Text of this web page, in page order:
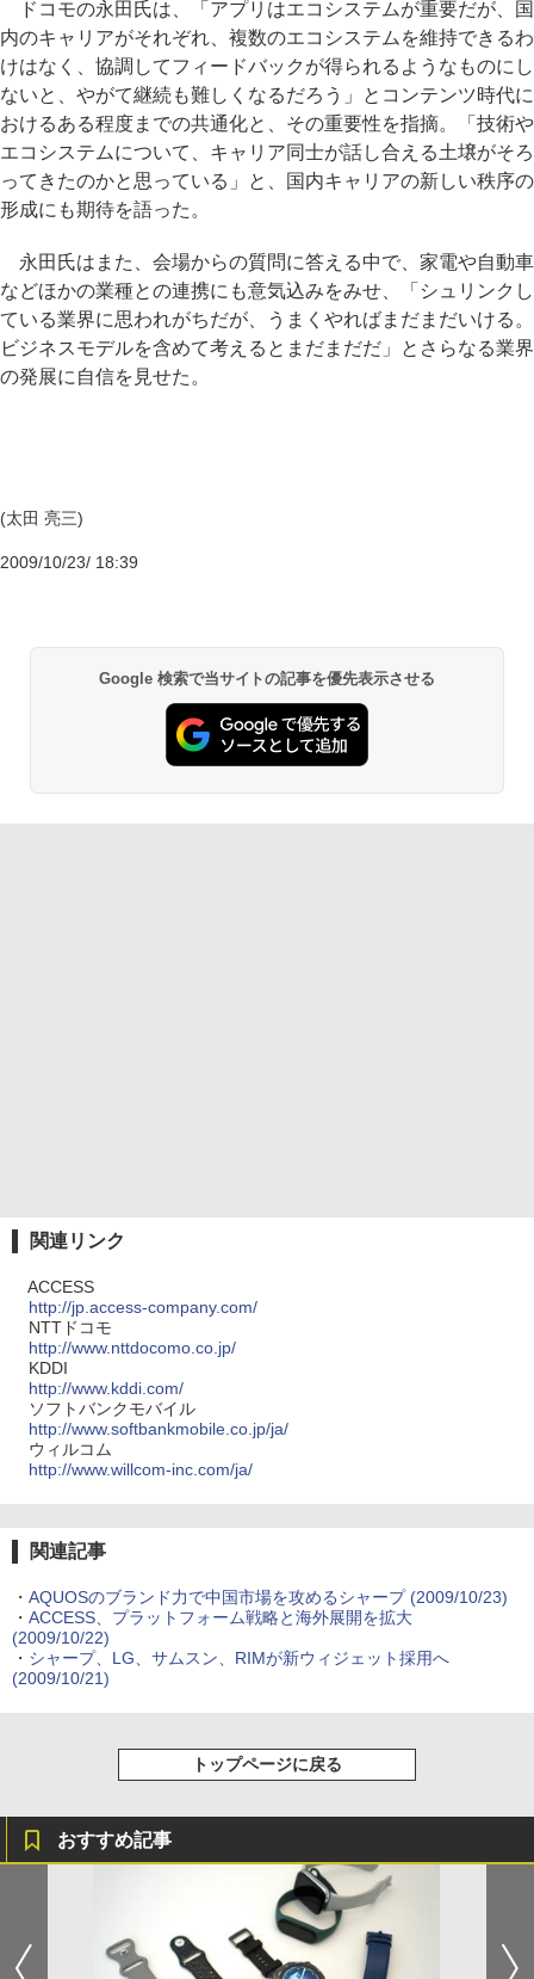
ドコモの永田氏は、「アプリはエコシステムが重要だが、国
内のキャリアがそれぞれ、複数のエコシステムを維持できるわ
けはなく、協調してフィードバックが得られるようなものにし
ないと、やがて継続も難しくなるだろう」とコンテンツ時代に
おけるある程度までの共通化と、その重要性を指摘。「技術や
エコシステムについて、キャリア同士が話し合える土壌がそろ
ってきたのかと思っている」と、国内キャリアの新しい秩序の
形成にも期待を語った。
永田氏はまた、会場からの質問に答える中で、家電や自動車
などほかの業種との連携にも意気込みをみせ、「シュリンクし
ている業界に思われがちだが、うまくやればまだまだいける。
ビジネスモデルを含めて考えるとまだまだだ」とさらなる業界
の発展に自信を見せた。
(太田 亮三)
2009/10/23/ 18:39
Google 検索で当サイトの記事を優先表示させる
関連リンク
ACCESS
http://jp.access-company.com/
NTTドコモ
http://www.nttdocomo.co.jp/
KDDI
http://www.kddi.com/
ソフトバンクモバイル
http://www.softbankmobile.co.jp/ja/
ウィルコム
http://www.willcom-inc.com/ja/
関連記事
・ AQUOSのブランド力で中国市場を攻めるシャープ(2009/10/23)
・ ACCESS、プラットフォーム戦略と海外展開を拡大
(2009/10/22)
・ シャープ、LG、サムスン、RIMが新ウィジェット採用へ
(2009/10/21)
トップページに戻る
おすすめ記事